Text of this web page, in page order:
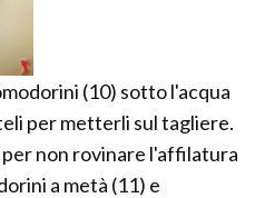
(10) sotto l'acqua
per metterli sul tagliere.
non rovinare l'affilatura
a metà (11) e